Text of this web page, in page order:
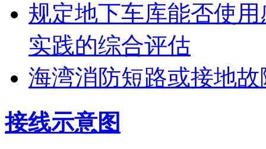
规定地下车库能否使
实践的综合评估
海湾消防短路或接地
接线示意图